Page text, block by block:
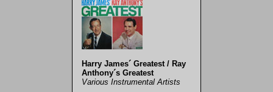
Harry James´ Greatest / Ray
Anthony´s Greatest
Various Instrumental Artists